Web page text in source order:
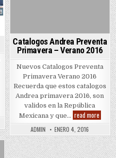
Catalogos Andrea Preventa
Primavera – Verano 2016
Nuevos Catalogos Preventa
Primavera Verano 2016
Recuerda que estos catalogos
Andrea primavera 2016, son
validos en la República
Mexicana y que… read more
Andrea
–
Verano
2016
ADMIN ENERO 4, 2016